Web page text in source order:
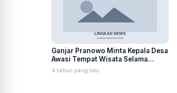
Ganjar Pranowo Minta Kepala Desa
Awasi Tempat Wisata Selama
Nataru
4 tahun yang lalu